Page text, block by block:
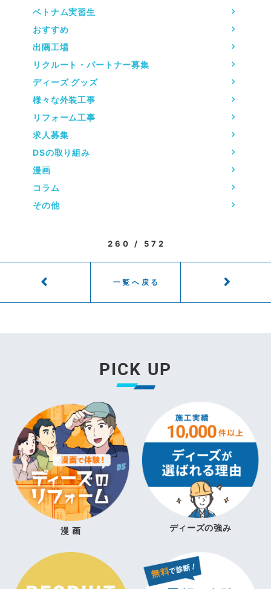
ベトナム実習生
おすすめ
出隅工場
リクルート・パートナー募集
ディーズ グッズ
様々な外装工事
リフォーム工事
求人募集
DSの取り組み
漫画
コラム
その他
260 / 572
一覧へ戻る
PICK UP
漫 画 ディーズの強み